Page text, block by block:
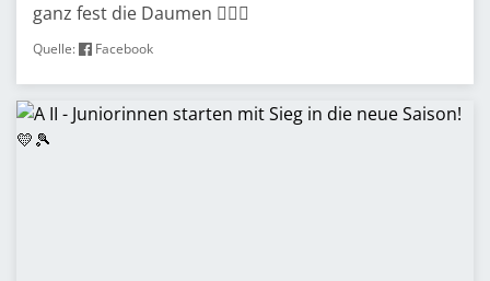
ganz fest die Daumen ✊🏻🙂
Quelle: Facebook